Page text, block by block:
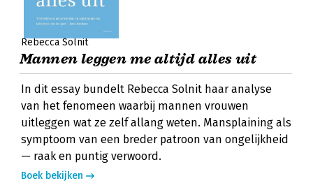
Rebecca Solnit
Mannen leggen me altijd alles uit
In dit essay bundelt Rebecca Solnit haar analyse
van het fenomeen waarbij mannen vrouwen
uitleggen wat ze zelf allang weten. Mansplaining als
symptoom van een breder patroon van ongelijkheid
— raak en puntig verwoord.
Boek bekijken